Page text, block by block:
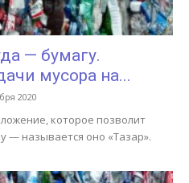
— бумагу.
мусора на...
2020
которое позволит
— называется оно «Тазар».